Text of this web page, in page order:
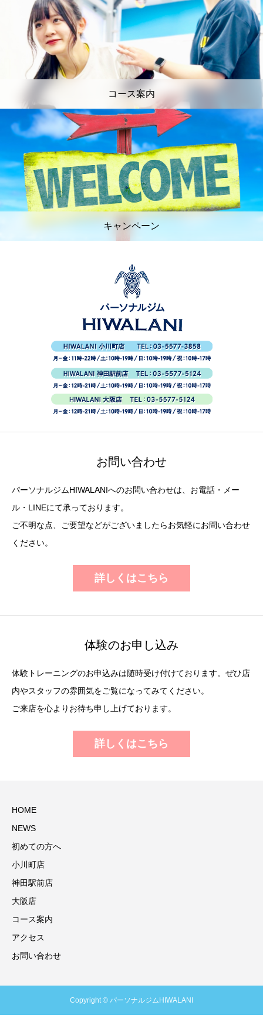
コース案内
キャンペーン
お問い合わせ
パーソナルジムHIWALANIへのお問い合わせは、お電話・メー
ル・LINEにて承っております。
ご不明な点、ご要望などがございましたらお気軽にお問い合わせ
ください。
詳しくはこちら
体験のお申し込み
体験トレーニングのお申込みは随時受け付けております。ぜひ店
内やスタッフの雰囲気をご覧になってみてください。
ご来店を心よりお待ち申し上げております。
詳しくはこちら
HOME
NEWS
初めての方へ
小川町店
神田駅前店
大阪店
コース案内
アクセス
お問い合わせ
Copyright © パーソナルジムHIWALANI